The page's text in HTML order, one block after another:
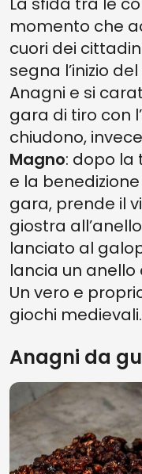
momento che
cuori dei
segna l’inizio
Anagni e si
gara di tiro con
chiudono,
Magno: dopo la
e la
gara, prende il
giostra
lanciato al
lancia un
Un vero e
giochi medievali.
Anagni da